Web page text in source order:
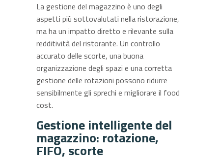
La gestione del magazzino è uno degli
aspetti più sottovalutati nella ristorazione,
ma ha un impatto diretto e rilevante sulla
redditività del ristorante. Un controllo
accurato delle scorte, una buona
organizzazione degli spazi e una corretta
gestione delle rotazioni possono ridurre
sensibilmente gli sprechi e migliorare il food
cost.
Gestione intelligente del
magazzino: rotazione,
FIFO, scorte